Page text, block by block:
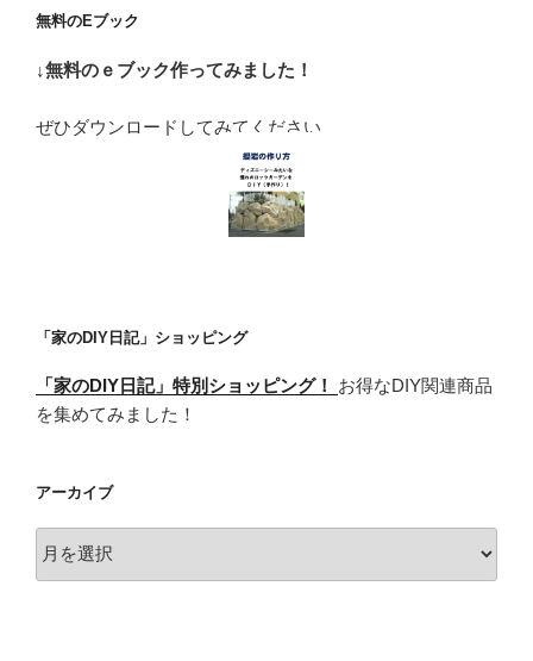
無料のEブック
↓無料のｅブック作ってみました！
ぜひダウンロードしてみてください
「家のDIY日記」ショッピング
「家のDIY日記」特別ショッピング！ お得なDIY関連商品
を集めてみました！
アーカイブ
ー